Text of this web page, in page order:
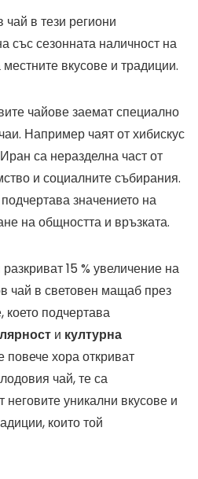
в тези региони
със сезонната наличност на
вкусове и традиции.
чайове заемат специално
Например чаят от хибискус
са неразделна част от
и социалните събирания.
значението на
на общността и връзката.
15 % увеличение на
чай в световен мащаб през
което подчертава
и културна
повече хора откриват
чай, те са
уникални вкусове и
които той